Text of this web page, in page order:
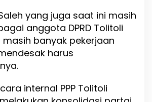
e
m
b
a
l
r
t
yang juga saat ini masih
anggota DPRD Tolitoli
masih banyak pekerjaan
harus
internal PPP Tolitoli